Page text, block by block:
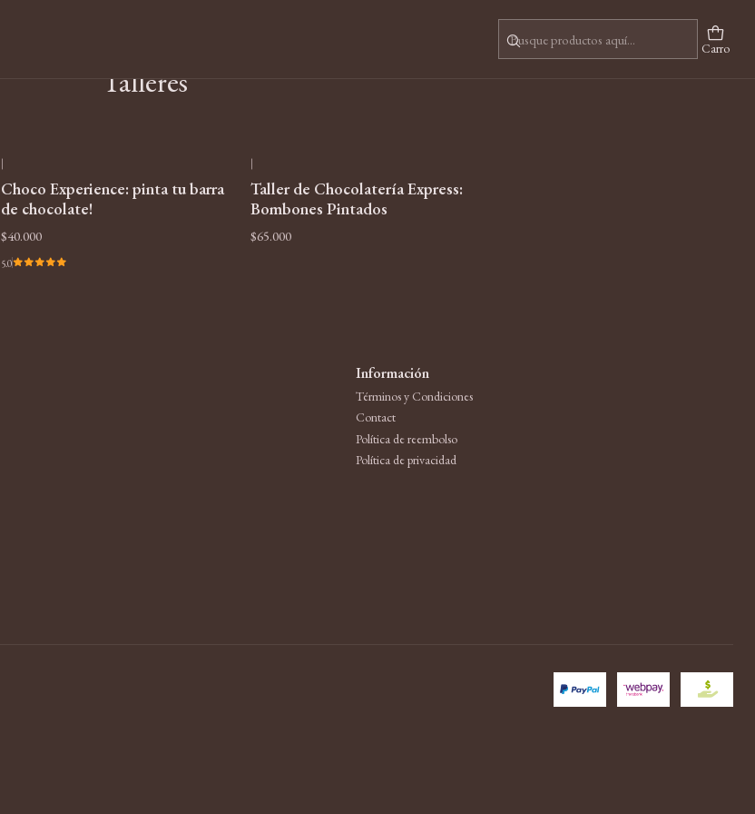
Carro
Talleres
|
Choco Experience: pinta tu barra
de chocolate!
$40.000
5.0
|
Taller de Chocolatería Express:
Bombones Pintados
$65.000
Información
Términos y Condiciones
Contact
Política de reembolso
Política de privacidad